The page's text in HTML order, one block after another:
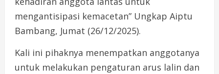
mengantisipasi kemacetan” Ungkap Aiptu
Bambang, Jumat (26/12/2025).
Kali ini pihaknya menempatkan anggotanya
untuk melakukan pengaturan arus lalin dan